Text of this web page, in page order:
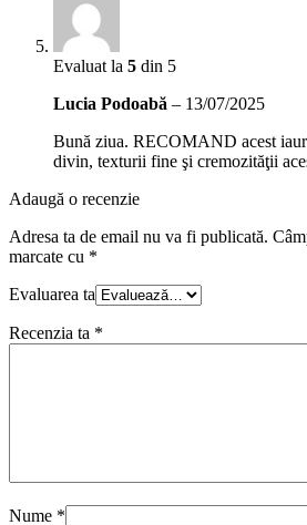
Evaluat la 5 din 5
Lucia Podoabă – 13/07/2025
Bună ziua. RECOMAND acest
divin, texturii fine şi cremozităţii
Adaugă o recenzie
Adresa ta de email nu va fi publicată.
marcate cu *
Evaluarea ta
Recenzia ta *
Nume *